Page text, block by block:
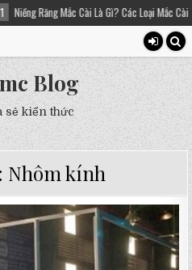
Cài Là Gì? Các Loại Mắc Cài Trong Niềng
Blog
sẻ kiến thức
Nhôm kính